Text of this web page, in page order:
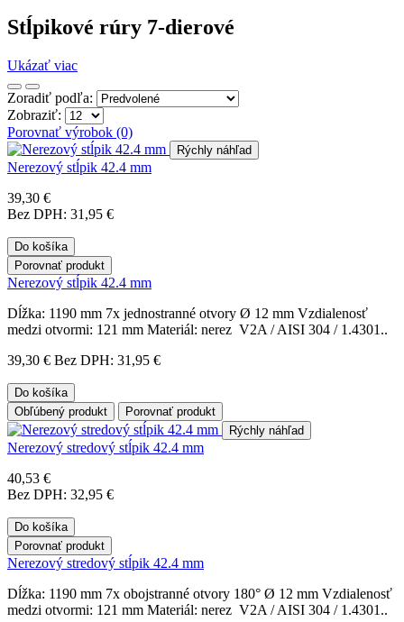
Stĺpikové rúry 7-dierové
Ukázať viac
Zoradiť podľa:
Zobraziť:
Porovnať výrobok (0)
Rýchly náhľad
Nerezový stĺpik 42.4 mm
39,30 €
Bez DPH: 31,95 €
Do košíka
Porovnať produkt
Nerezový stĺpik 42.4 mm
Dĺžka: 1190 mm 7x jednostranné otvory Ø 12 mm Vzdialenosť
medzi otvormi: 121 mm Materiál: nerez V2A / AISI 304 / 1.4301..
39,30 € Bez DPH: 31,95 €
Do košíka
Obľúbený produkt
Porovnať produkt
Rýchly náhľad
Nerezový stredový stĺpik 42.4 mm
40,53 €
Bez DPH: 32,95 €
Do košíka
Porovnať produkt
Nerezový stredový stĺpik 42.4 mm
Dĺžka: 1190 mm 7x obojstranné otvory 180° Ø 12 mm Vzdialenosť
medzi otvormi: 121 mm Materiál: nerez V2A / AISI 304 / 1.4301..